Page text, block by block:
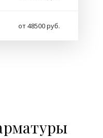
от 48500 руб.